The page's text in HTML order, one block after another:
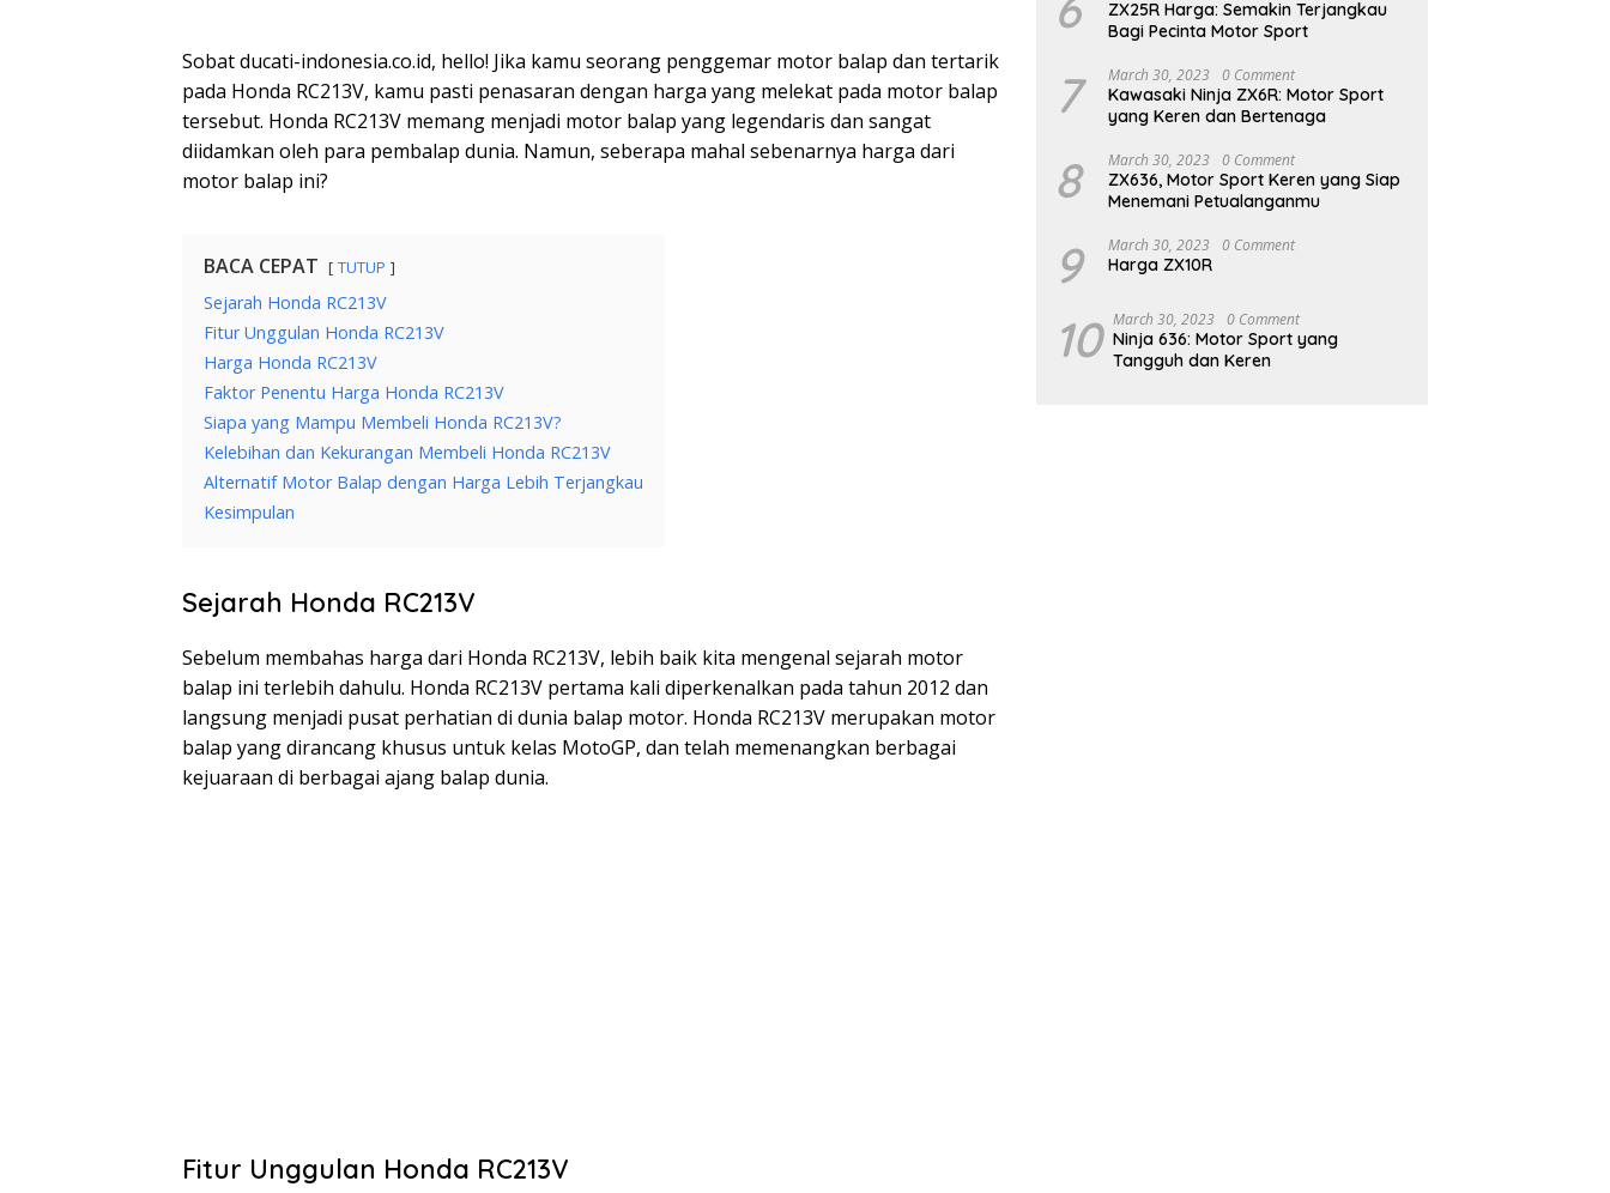
Sobat ducati-indonesia.co.id, hello! Jika kamu seorang penggemar motor balap dan tertarik
pada Honda RC213V, kamu pasti penasaran dengan harga yang melekat pada motor balap
tersebut. Honda RC213V memang menjadi motor balap yang legendaris dan sangat
diidamkan oleh para pembalap dunia. Namun, seberapa mahal sebenarnya harga dari
motor balap ini?
BACA CEPAT TUTUP
Sejarah Honda RC213V
Fitur Unggulan Honda RC213V
Harga Honda RC213V
Faktor Penentu Harga Honda RC213V
Siapa yang Mampu Membeli Honda RC213V?
Kelebihan dan Kekurangan Membeli Honda RC213V
Alternatif Motor Balap dengan Harga Lebih Terjangkau
Kesimpulan
Sejarah Honda RC213V
Sebelum membahas harga dari Honda RC213V, lebih baik kita mengenal sejarah motor
balap ini terlebih dahulu. Honda RC213V pertama kali diperkenalkan pada tahun 2012 dan
langsung menjadi pusat perhatian di dunia balap motor. Honda RC213V merupakan motor
balap yang dirancang khusus untuk kelas MotoGP, dan telah memenangkan berbagai
kejuaraan di berbagai ajang balap dunia.
Fitur Unggulan Honda RC213V
ZX25R Harga: Semakin Terjangkau
Bagi Pecinta Motor Sport
7 March 30, 2023 0 Comment
Kawasaki Ninja ZX6R: Motor Sport
yang Keren dan Bertenaga
8 March 30, 2023 0 Comment
ZX636, Motor Sport Keren yang Siap
Menemani Petualanganmu
9 March 30, 2023 0 Comment
Harga ZX10R
10 March 30, 2023 0 Comment
Ninja 636: Motor Sport yang
Tangguh dan Keren